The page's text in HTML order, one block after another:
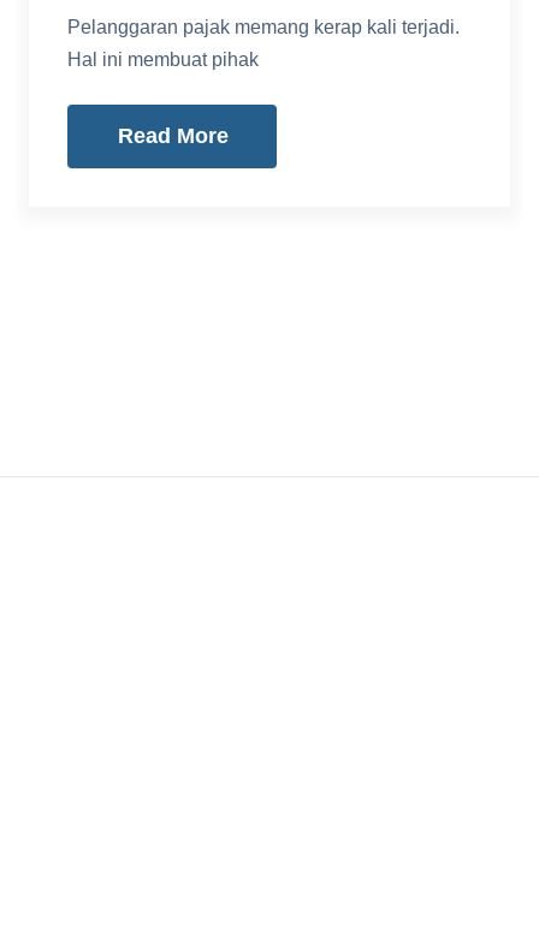
Pelanggaran pajak memang kerap kali terjadi.
Hal ini membuat pihak
Read More